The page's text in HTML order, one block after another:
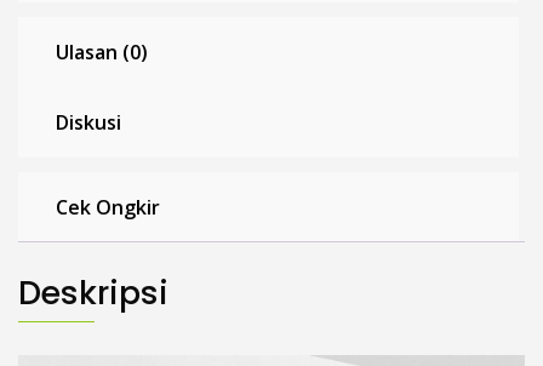
Ulasan (0)
Diskusi
Cek Ongkir
Deskripsi